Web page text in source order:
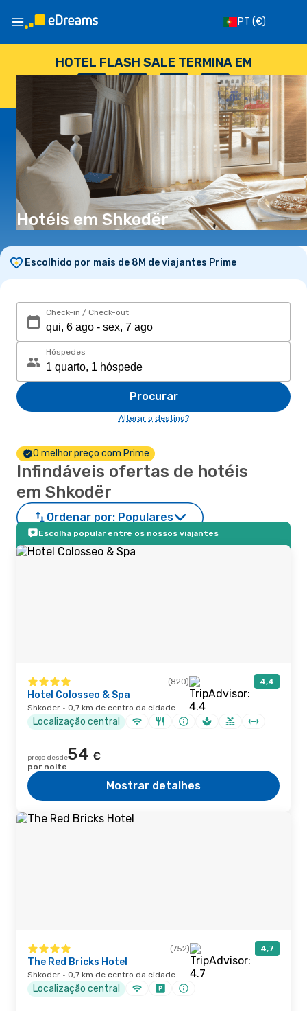
PT (€)
HOTEL FLASH SALE TERMINA EM
--
DIAS
: --
HORAS
: --
SEGUNDOS
Hotéis em Shkodër
Escolhido por mais de 8M de viajantes Prime
Check-in / Check-out
Hóspedes
Procurar
Alterar o destino?
O melhor preço com Prime
Infindáveis ofertas de hotéis
em Shkodër
Ordenar por: Populares
Escolha popular entre os nossos viajantes
(820) 4,4
Hotel Colosseo & Spa
Shkoder · 0,7 km de centro da cidade
Localização central
preço desde54 €
por noite
Mostrar detalhes
(752) 4,7
The Red Bricks Hotel
Shkoder · 0,7 km de centro da cidade
Localização central